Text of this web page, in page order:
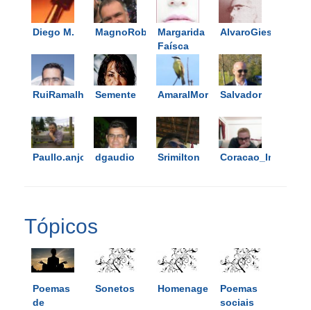
Diego M. MagnoRobertoAlmeida
Margarida
Faísca
AlvaroGiesta
RuiRamalho Semente AmaralMorenoSalvador
Paullo.anjo dgaudio Srimilton Coracao_Imortal
Tópicos
Poemas
de
Sonetos Homenagens Poemas
sociais